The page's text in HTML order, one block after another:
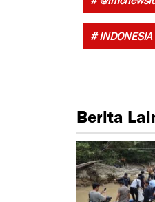
# INDONESIA
Berita